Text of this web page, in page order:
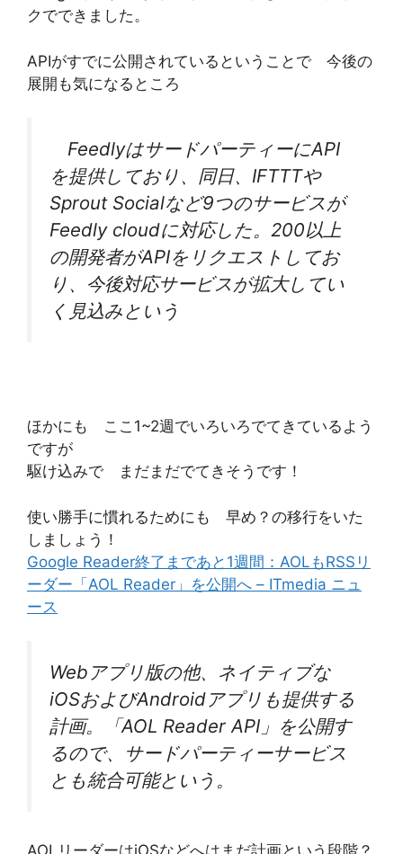
クでできました。
APIがすでに公開されているということで 今後の
展開も気になるところ
FeedlyはサードパーティーにAPI
を提供しており、同日、IFTTTや
Sprout Socialなど9つのサービスが
Feedly cloudに対応した。200以上
の開発者がAPIをリクエストしてお
り、今後対応サービスが拡大してい
く見込みという
ほかにも ここ1~2週でいろいろでてきているよう
ですが
駆け込みで まだまだでてきそうです！
使い勝手に慣れるためにも 早め？の移行をいた
しましょう！
Google Reader終了まであと1週間：AOLもRSSリ
ーダー「AOL Reader」を公開へ – ITmedia ニュ
ース
Webアプリ版の他、ネイティブな
iOSおよびAndroidアプリも提供する
計画。「AOL Reader API」を公開す
るので、サードパーティーサービス
とも統合可能という。
AOLリーダーはiOSなどへはまだ計画という段階？